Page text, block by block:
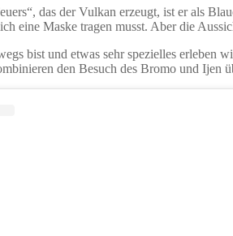
das der Vulkan erzeugt, ist er als
eine Maske tragen musst. Aber die
bist und etwas sehr spezielles erleben
den Besuch des Bromo und Ijen